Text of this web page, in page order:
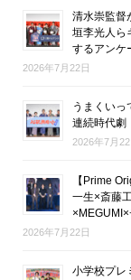
清水崇監督
垣李光人ら
するアンケ
2026年7月22日
うまくいっ
連続時代劇
2026年7月22
【Prime
一生×斎藤
2026年7月22日
小学校プレ